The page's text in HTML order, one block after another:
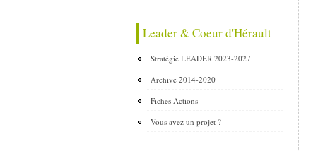
Leader & Coeur d'Hérault
Stratégie LEADER 2023-2027
Archive 2014-2020
Fiches Actions
Vous avez un projet ?